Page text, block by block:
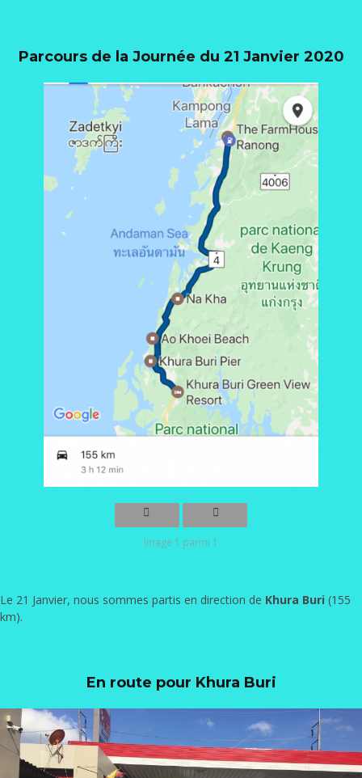
Parcours de la Journée du 21 Janvier 2020
Image 1 parmi 1
Le 21 Janvier, nous sommes partis en direction de Khura Buri (155
km).
En route pour Khura Buri